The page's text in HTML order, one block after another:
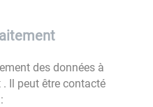
des données à
. Il peut être contacté